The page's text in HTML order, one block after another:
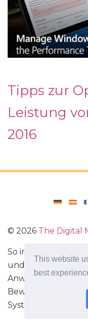
This website
best
Tipps zur
Leistung
2016
© 2026 The Digital
So installieren Sie
und konfigurieren
Anwendungen
Bewertungen von
System.